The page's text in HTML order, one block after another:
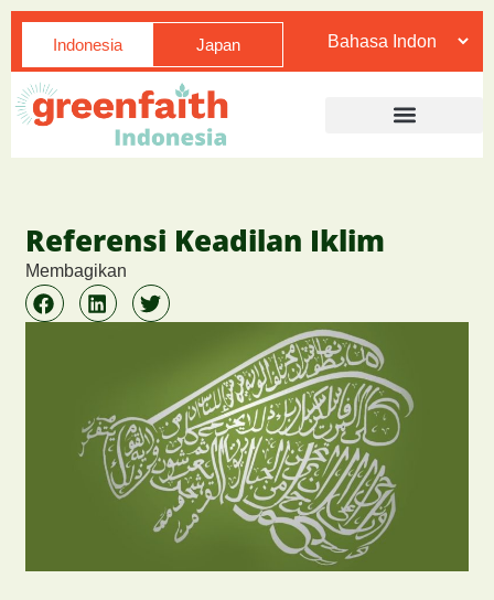
Indonesia Japan
Referensi Keadilan Iklim
Membagikan